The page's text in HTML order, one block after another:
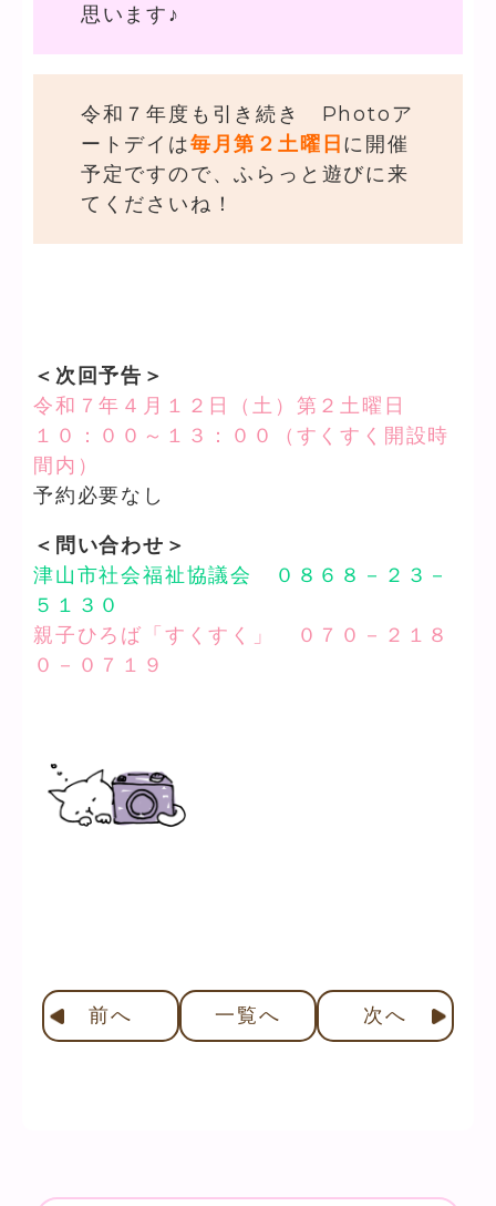
思います♪
令和７年度も引き続き Photoア
ートデイは毎月第２土曜日 に開催
予定ですので、ふらっと遊びに来
てくださいね！
＜次回予告＞
令和７年４月１２日（土）第２土曜日
１０：００～１３：００（すくすく開設時
間内）
予約必要なし
＜問い合わせ＞
津山市社会福祉協議会 ０８６８－２３－
５１３０
親子ひろば「すくすく」 ０７０－２１８
０－０７１９
前へ 一覧へ 次へ